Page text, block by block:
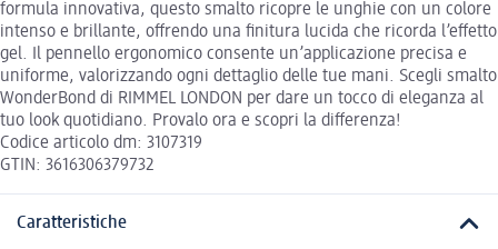
formula innovativa, questo smalto ricopre le unghie con un colore
intenso e brillante, offrendo una finitura lucida che ricorda l’effetto
gel. Il pennello ergonomico consente un’applicazione precisa e
uniforme, valorizzando ogni dettaglio delle tue mani. Scegli smalto
WonderBond di RIMMEL LONDON per dare un tocco di eleganza al
tuo look quotidiano. Provalo ora e scopri la differenza!
Codice articolo dm: 3107319
GTIN: 3616306379732
Caratteristiche